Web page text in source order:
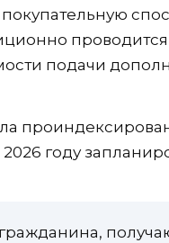
проводится
подачи
году